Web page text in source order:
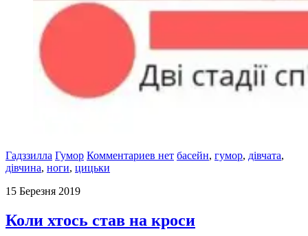
Гадззилла Гумор Комментариев нет басейн, гумор, дівчата,
дівчина, ноги, цицьки
15 Березня 2019
Коли хтось став на кроси